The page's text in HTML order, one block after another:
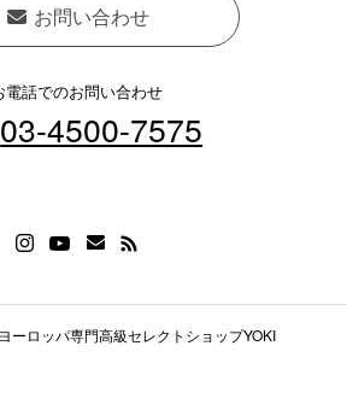
お問い合わせ
電話でのお問い合わせ
03-4500-7575
ーロッパ専門高級セレクトショップYOKI